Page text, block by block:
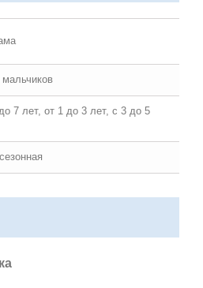
7 лет, от 1 до 3 лет, с 3 до 5